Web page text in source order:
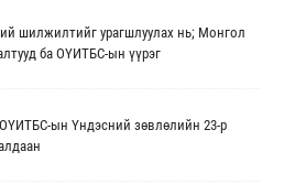
шилжилтийг урагшлуулах нь; Монгол
ба ОҮИТБС-ын үүрэг
ын Үндэсний зөвлөлийн 23-р